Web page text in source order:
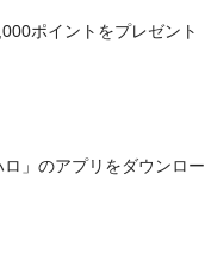
ポイントをプレゼント
」のアプリをダウンロー